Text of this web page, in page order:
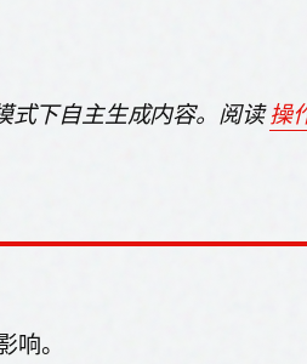
式下自主生成内容。阅读操
。